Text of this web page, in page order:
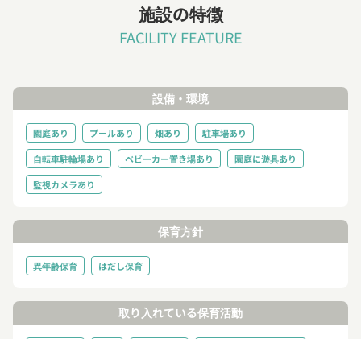
施設の特徴
FACILITY FEATURE
設備・環境
園庭あり プールあり 畑あり
駐車場あり
自転車駐輪場あり
ベビーカー置き場あり
園庭に遊具あり
監視カメラあり
保育方針
異年齢保育 はだし保育
取り入れている保育活動